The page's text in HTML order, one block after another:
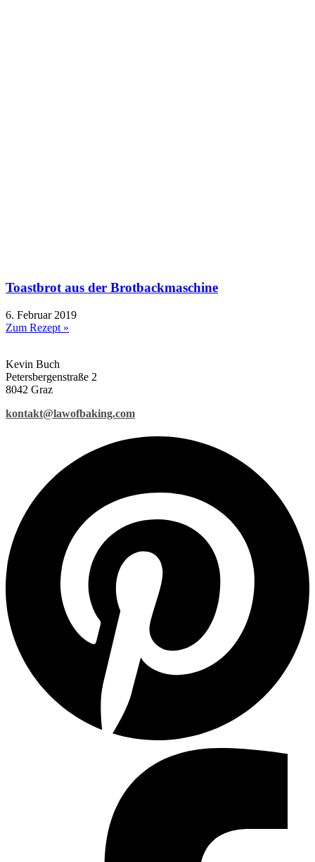
Toastbrot aus der Brotbackmaschine
6. Februar 2019
Zum Rezept »
Kevin Buch
Petersbergenstraße 2
8042 Graz
kontakt@lawofbaking.com